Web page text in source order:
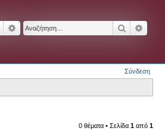
ΑναζήτησηΕιδική αναζήτηση
Σύνδεση
0 θέματα • Σελίδα 1 από 1